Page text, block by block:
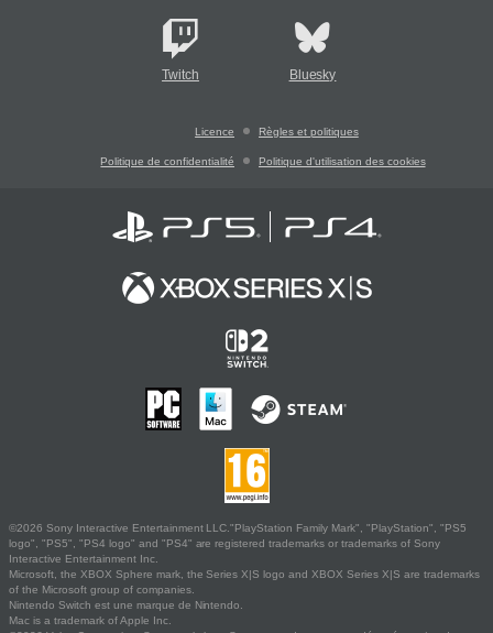
Twitch Bluesky
Licence Règles et politiques
Politique de confidentialité Politique d'utilisation des cookies
©2026 Sony Interactive Entertainment LLC."PlayStation Family Mark", "PlayStation", "PS5
logo", "PS5", "PS4 logo" and "PS4" are registered trademarks or trademarks of Sony
Interactive Entertainment Inc.
Microsoft, the XBOX Sphere mark, the Series X|S logo and XBOX Series X|S are trademarks
of the Microsoft group of companies.
Nintendo Switch est une marque de Nintendo.
Mac is a trademark of Apple Inc.